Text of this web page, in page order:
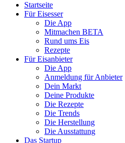
Startseite
Für Eisesser
Die App
Mitmachen BETA
Rund ums Eis
Rezepte
Für Eisanbieter
Die App
Anmeldung für Anbieter
Dein Markt
Deine Produkte
Die Rezepte
Die Trends
Die Herstellung
Die Ausstattung
Das Startup